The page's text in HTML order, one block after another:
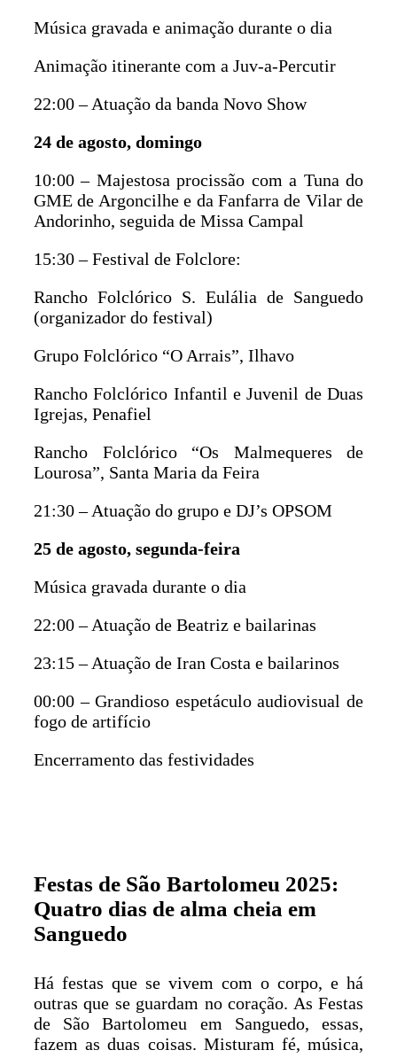
Música gravada e animação durante o dia
Animação itinerante com a Juv-a-Percutir
22:00 – Atuação da banda Novo Show
24 de agosto, domingo
10:00 – Majestosa procissão com a Tuna do
GME de Argoncilhe e da Fanfarra de Vilar de
Andorinho, seguida de Missa Campal
15:30 – Festival de Folclore:
Rancho Folclórico S. Eulália de Sanguedo
(organizador do festival)
Grupo Folclórico “O Arrais”, Ilhavo
Rancho Folclórico Infantil e Juvenil de Duas
Igrejas, Penafiel
Rancho Folclórico “Os Malmequeres de
Lourosa”, Santa Maria da Feira
21:30 – Atuação do grupo e DJ’s OPSOM
25 de agosto, segunda-feira
Música gravada durante o dia
22:00 – Atuação de Beatriz e bailarinas
23:15 – Atuação de Iran Costa e bailarinos
00:00 – Grandioso espetáculo audiovisual de
fogo de artifício
Encerramento das festividades
Festas de São Bartolomeu 2025:
Quatro dias de alma cheia em
Sanguedo
Há festas que se vivem com o corpo, e há
outras que se guardam no coração. As Festas
de São Bartolomeu em Sanguedo, essas,
fazem as duas coisas. Misturam fé, música,